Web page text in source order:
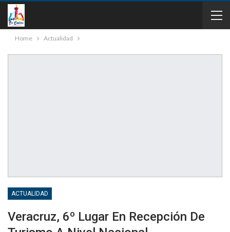
Home Actualidad
ACTUALIDAD
Veracruz, 6º Lugar En Recepción De